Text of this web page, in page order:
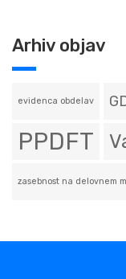
Arhiv objav
evidenca obdelav
PPDFT
zasebnost na delovnem